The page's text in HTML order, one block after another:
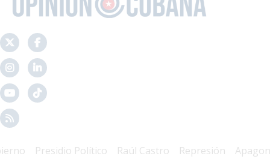
Presidio Político Raúl Castro Represión Apagones